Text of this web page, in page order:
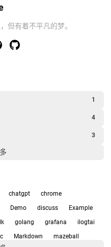
但有着不平凡的梦。
1
4
3
1
1
chatgpt
chrome
Demo discuss
Example
golang grafana
ilogtai
Markdown
mazeball